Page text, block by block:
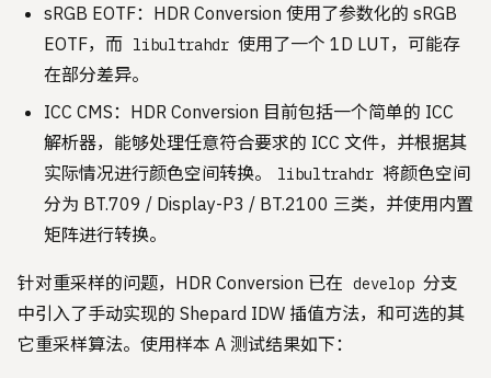
sRGB EOTF：HDR Conversion 使用了参数化的 sRGB
EOTF，而 libultrahdr 使用了一个 1D LUT，可能存
在部分差异。
ICC CMS：HDR Conversion 目前包括一个简单的 ICC
解析器，能够处理任意符合要求的 ICC 文件，并根据其
实际情况进行颜色空间转换。
libultrahdr 将颜色空间
分为 BT.709 / Display-P3 / BT.2100 三类，并使用内置
矩阵进行转换。
针对重采样的问题，HDR Conversion 已在 develop 分支
中引入了手动实现的 Shepard IDW 插值方法，和可选的其
它重采样算法。使用样本 A 测试结果如下：